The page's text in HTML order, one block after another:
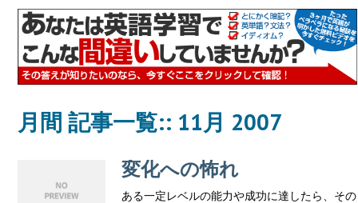
月間 記事一覧:: 11月 2007
変化への怖れ
ある一定レベルの能力や成功に達したら、その